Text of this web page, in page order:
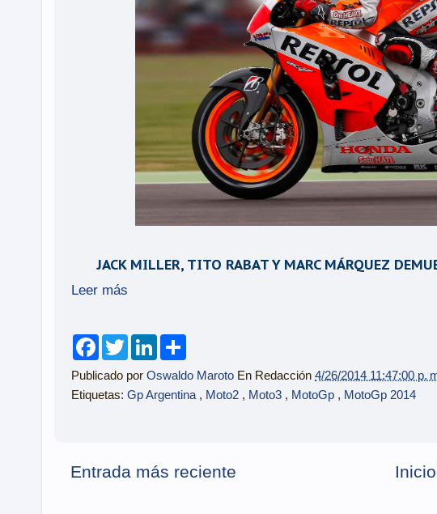
JACK MILLER, TITO RABAT Y MARC MÁRQUEZ
Leer más
F
e
b
T
w
t
t
L
k
e
d
r
e
Publicado por Oswaldo Maroto En Redacción 4/26/2014 11:47:00 p.
Etiquetas: Gp Argentina , Moto2 , Moto3 , MotoGp , MotoGp 2014
Entrada más reciente Inicio